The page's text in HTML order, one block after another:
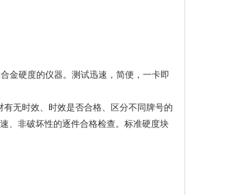
金硬度的仪器。测试迅速，简便，一卡即
无时效、时效是否合格、区分不同牌号的
、非破坏性的逐件合格检查。标准硬度块